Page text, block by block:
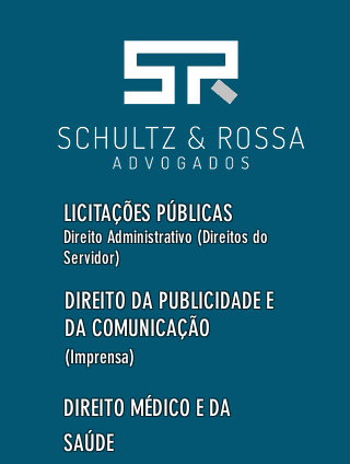
LICITAÇÕES PÚBLICAS
Direito Administrativo (Direitos do
Servidor)
DIREITO DA PUBLICIDADE E
DA COMUNICAÇÃO
(Imprensa)
DIREITO MÉDICO E DA
SAÚDE